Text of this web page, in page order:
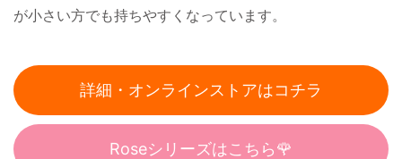
が小さい方でも持ちやすくなっています。
詳細・オンラインストアはコチラ
Roseシリーズはこちら🌹